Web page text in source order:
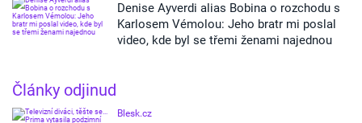
Denise Ayverdi alias Bobina o rozchodu s
Karlosem Vémolou: Jeho bratr mi poslal
video, kde byl se třemi ženami najednou
Články odjinud
Blesk.cz